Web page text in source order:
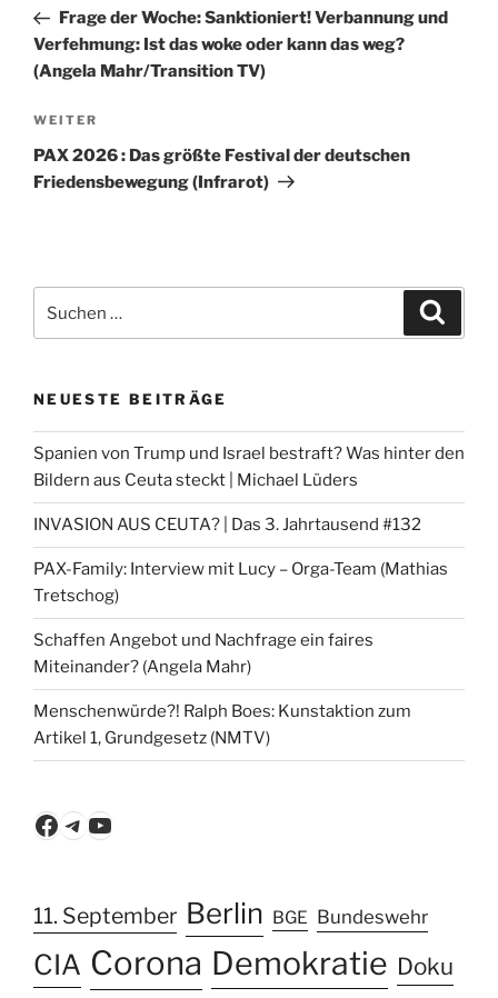
Beitrag
Frage der Woche: Sanktioniert! Verbannung und
Verfehmung: Ist das woke oder kann das weg?
(Angela Mahr/Transition TV)
Nächster
Beitrag
WEITER
PAX 2026 : Das größte Festival der deutschen
Friedensbewegung (Infrarot)
nach:
NEUESTE BEITRÄGE
Spanien von Trump und Israel bestraft? Was hinter den
Bildern aus Ceuta steckt | Michael Lüders
INVASION AUS CEUTA? | Das 3. Jahrtausend #132
PAX-Family: Interview mit Lucy – Orga-Team (Mathias
Tretschog)
Schaffen Angebot und Nachfrage ein faires
Miteinander? (Angela Mahr)
Menschenwürde?! Ralph Boes: Kunstaktion zum
Artikel 1, Grundgesetz (NMTV)
Facebook
Telegram
YouTube
11. September Berlin BGE Bundeswehr
CIA Corona Demokratie Doku